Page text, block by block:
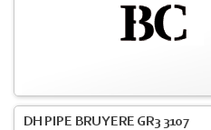
DH PIPE BRUYERE GR3 3107